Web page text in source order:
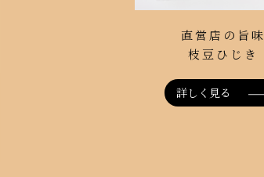
直営店の旨味
枝豆ひじき
詳しく見る